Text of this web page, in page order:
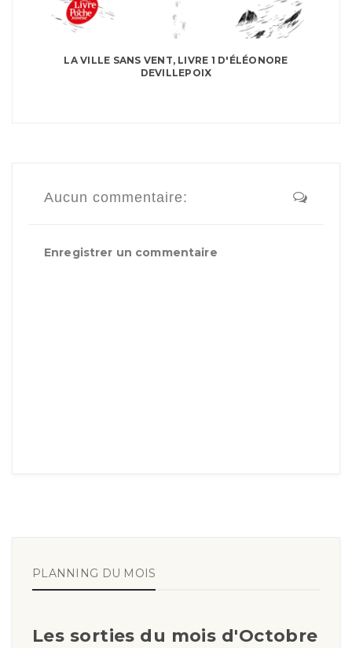
LA VILLE SANS VENT, LIVRE 1 D'ÉLÉONORE
DEVILLEPOIX
Aucun commentaire:
Enregistrer un commentaire
PLANNING DU MOIS
Les sorties du mois d'Octobre